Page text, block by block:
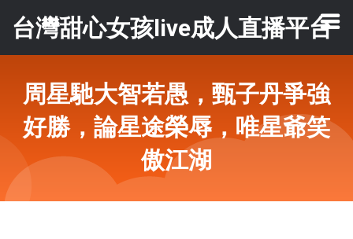
台灣甜心女孩live成人直播平台
周星馳大智若愚，甄子丹爭強
好勝，論星途榮辱，唯星爺笑
傲江湖